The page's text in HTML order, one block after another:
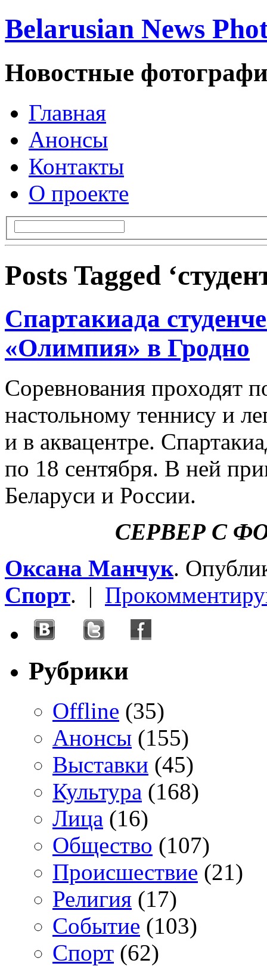
Belarusian News
Новостные
Главная
Анонсы
Контакты
О проекте
Posts Tagged
Спартакиада
«Олимпия» в Гродно
Соревнования проходят
настольному теннису и
и в аквацентре.
по 18 сентября. В ней
Беларуси и России.
СЕРВЕР С
Оксана Манчук.
Спорт. |
Рубрики
Offline (35)
Анонсы (155)
Выставки (45)
Культура (168)
Лица (16)
Общество (107)
Происшествие (21)
Религия (17)
Событие (103)
Спорт (62)